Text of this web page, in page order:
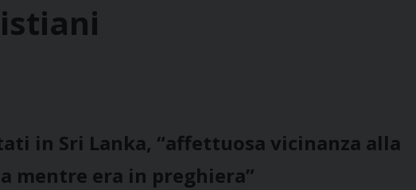
in Sri Lanka, “affettuosa vicinanza alla
mentre era in preghiera”